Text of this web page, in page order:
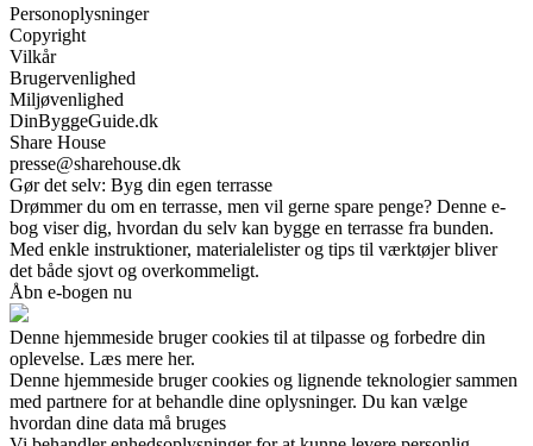
Personoplysninger
Copyright
Vilkår
Brugervenlighed
Miljøvenlighed
DinByggeGuide.dk
Share House
presse@sharehouse.dk
Gør det selv: Byg din egen terrasse
Drømmer du om en terrasse, men vil gerne spare penge? Denne e-
bog viser dig, hvordan du selv kan bygge en terrasse fra bunden.
Med enkle instruktioner, materialelister og tips til værktøjer bliver
det både sjovt og overkommeligt.
Åbn e-bogen nu
Denne hjemmeside bruger cookies til at tilpasse og forbedre din
oplevelse. Læs mere her.
Denne hjemmeside bruger cookies og lignende teknologier sammen
med partnere for at behandle dine oplysninger. Du kan vælge
hvordan dine data må bruges